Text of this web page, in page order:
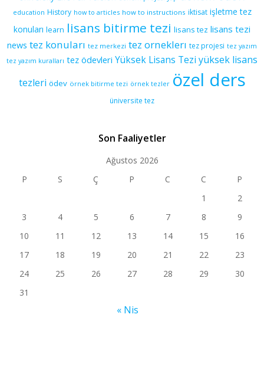
education History how to articles how to instructions iktisat işletme tez
konuları learn lisans bitirme tezi lisans tez lisans tezi
news tez konuları tez merkezi tez orneklerı tez projesi tez yazım
tez yazım kuralları tez ödevleri Yüksek Lisans Tezi yüksek lisans
tezleri ödev örnek bitirme tezi örnek tezler özel ders
üniversite tez
Son Faaliyetler
Ağustos 2026
P
S Ç P C C
P
1
2
3
4 5 6 7 8
9
10
11 12 13 14 15
16
17
18 19 20 21 22
23
24
25 26 27 28 29
30
31
« Nis